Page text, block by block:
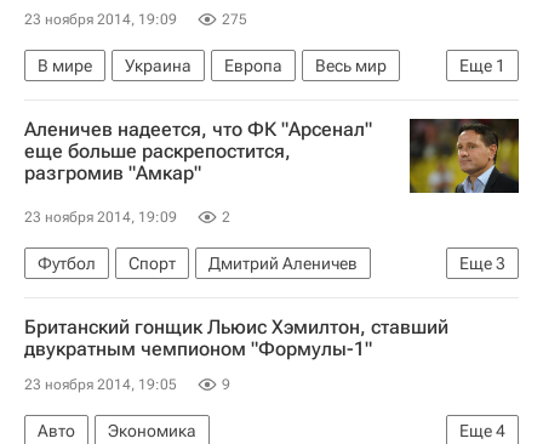
Нико Росберг
23 ноября 2014, 19:09 275
Еще 1
В мире Украина Европа
Весь мир
МИД Эстонии
Аленичев надеется, что ФК "Арсенал"
еще больше раскрепостится,
разгромив "Амкар"
23 ноября 2014, 19:09 2
Еще3
Футбол Спорт
Дмитрий Аленичев
РПЛ 2026-2027 (Чемпионат России по футболу)
Арсенал (Тула)
Амкар
Британский гонщик Льюис Хэмилтон, ставший
двукратным чемпионом "Формулы-1"
23 ноября 2014, 19:05 9
Еще4
Авто
Экономика